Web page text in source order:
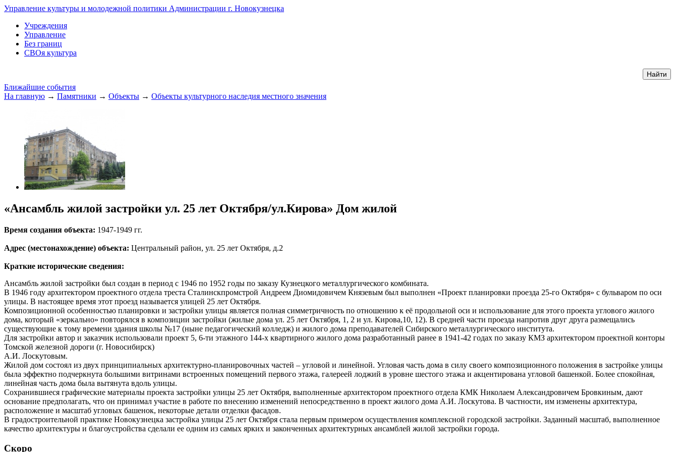
Управление культуры и молодежной политики Администрации г. Новокузнецка
Учреждения
Управление
Без границ
СВОя культура
Ближайшие события
На главную → Памятники → Объекты → Объекты культурного наследия местного значения
«Ансамбль жилой застройки ул. 25 лет Октября/ул.Кирова» Дом жилой
Время создания объекта: 1947-1949 гг.
Адрес (местонахождение) объекта: Центральный район, ул. 25 лет Октября, д.2
Краткие исторические сведения:
Ансамбль жилой застройки был создан в период с 1946 по 1952 годы по заказу Кузнецкого металлургического комбината.
В 1946 году архитектором проектного отдела треста Сталинскпромстрой Андреем Диомидовичем Князевым был выполнен «Проект планировки проезда 25-го Октября» с бульваром по оси
улицы. В настоящее время этот проезд называется улицей 25 лет Октября.
Композиционной особенностью планировки и застройки улицы является полная симметричность по отношению к её продольной оси и использование для этого проекта углового жилого
дома, который «зеркально» повторялся в композиции застройки (жилые дома ул. 25 лет Октября, 1, 2 и ул. Кирова,10, 12). В средней части проезда напротив друг друга размещались
существующие к тому времени здания школы №17 (ныне педагогический колледж) и жилого дома преподавателей Сибирского металлургического института.
Для застройки автор и заказчик использовали проект 5, 6-ти этажного 144-х квартирного жилого дома разработанный ранее в 1941-42 годах по заказу КМЗ архитектором проектной конторы
Томской железной дороги (г. Новосибирск)
А.И. Лоскутовым.
Жилой дом состоял из двух принципиальных архитектурно-планировочных частей – угловой и линейной. Угловая часть дома в силу своего композиционного положения в застройке улицы
была эффектно подчеркнута большими витринами встроенных помещений первого этажа, галереей лоджий в уровне шестого этажа и акцентирована угловой башенкой. Более спокойная,
линейная часть дома была вытянута вдоль улицы.
Сохранившиеся графические материалы проекта застройки улицы 25 лет Октября, выполненные архитектором проектного отдела КМК Николаем Александровичем Бровкиным, дают
основание предполагать, что он принимал участие в работе по внесению изменений непосредственно в проект жилого дома А.И. Лоскутова. В частности, им изменены архитектура,
расположение и масштаб угловых башенок, некоторые детали отделки фасадов.
В градостроительной практике Новокузнецка застройка улицы 25 лет Октября стала первым примером осуществления комплексной городской застройки. Заданный масштаб, выполненное
качество архитектуры и благоустройства сделали ее одним из самых ярких и законченных архитектурных ансамблей жилой застройки города.
Скоро